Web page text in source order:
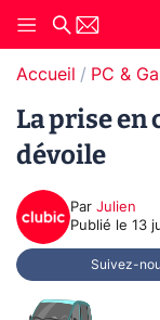
Accueil PC &
La prise en
dévoile
Par Julien
Publié le 13
Suivez-